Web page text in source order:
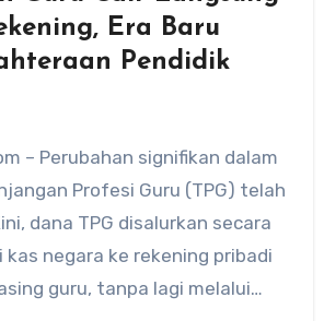
Era Baru
Pendidik
– Perubahan signifikan dalam
Profesi Guru (TPG) telah
dana TPG disalurkan secara
kas negara ke rekening pribadi
guru, tanpa lagi melalui